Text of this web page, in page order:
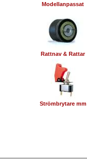
Modellanpassat
Rattnav & Rattar
Strömbrytare mm